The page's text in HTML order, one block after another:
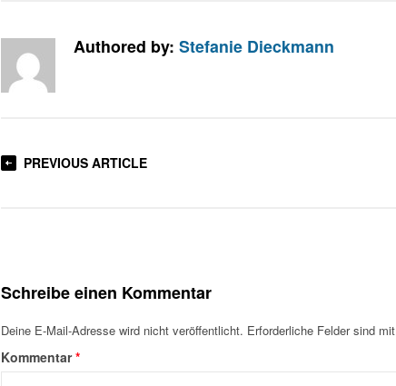
Authored by: Stefanie Dieckmann
PREVIOUS ARTICLE
Schreibe einen Kommentar
Deine E-Mail-Adresse wird nicht veröffentlicht. Erforderliche Felder sind mit
Kommentar*